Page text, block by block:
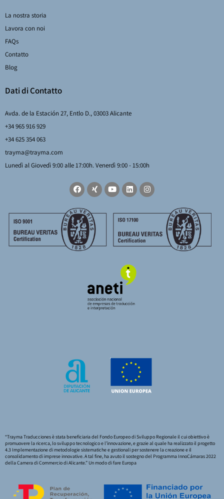
La nostra storia
Lavora con noi
FAQs
Contatto
Blog
Dati di Contatto
Avda. de la Estación 27, Entlo D., 03003 Alicante
+34 965 916 929
+34 625 354 063
trayma@trayma.com
Lunedì al Giovedì 9:00 alle 17:00h. Venerdì 9:00 - 15:00h
“Trayma Traducciones è stata beneficiaria del Fondo Europeo di Sviluppo Regionale il cui obiettivo è
promuovere la ricerca, lo sviluppo tecnologico e l’innovazione, e grazie al quale ha realizzato il progetto
4.3 Implementazione di metodologie sistematiche e gestionali per sostenere la creazione e il
consolidamento di imprese innovative. A tal fine, ha avuto il sostegno del Programma InnoCámaras 2022
della Camera di Commercio di Alicante.” Un modo di fare Europa